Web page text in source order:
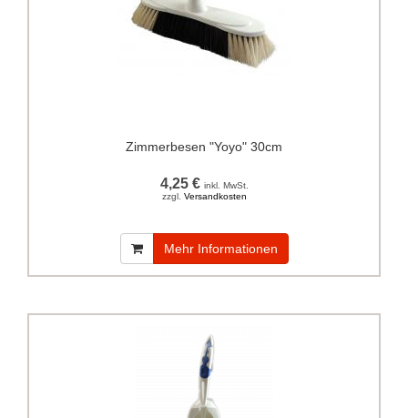
Zimmerbesen "Yoyo" 30cm
4,25 € inkl. MwSt.
zzgl. Versandkosten
Mehr Informationen